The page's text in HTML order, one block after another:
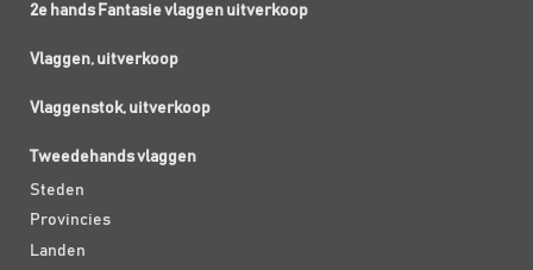
2e hands Fantasie vlaggen uitverkoop
Vlaggen, uitverkoop
Vlaggenstok, uitverkoop
Tweedehands vlaggen
Steden
Provincies
Landen